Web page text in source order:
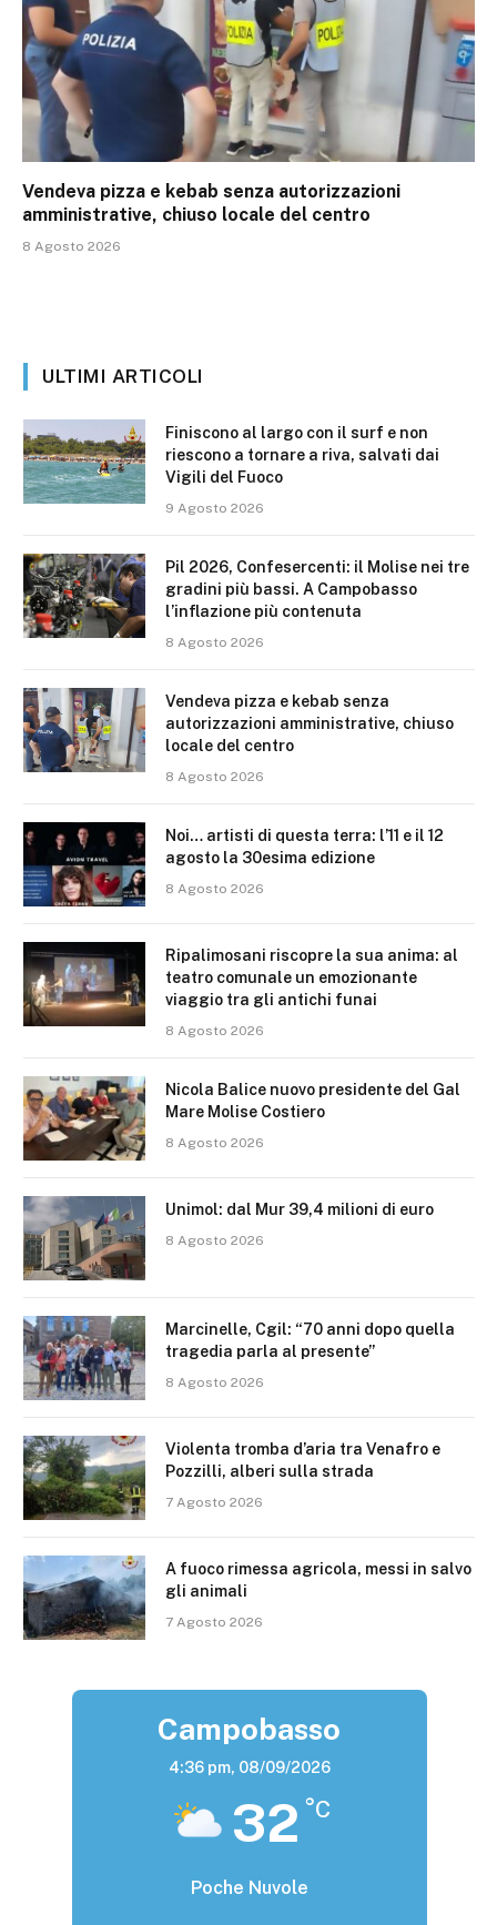
Vendeva pizza e kebab senza autorizzazioni
amministrative, chiuso locale del centro
8 Agosto 2026
ULTIMI ARTICOLI
Finiscono al largo con il surf e non
riescono a tornare a riva, salvati dai
Vigili del Fuoco
9 Agosto 2026
Pil 2026, Confesercenti: il Molise nei tre
gradini più bassi. A Campobasso
l’inflazione più contenuta
8 Agosto 2026
Vendeva pizza e kebab senza
autorizzazioni amministrative, chiuso
locale del centro
8 Agosto 2026
Noi… artisti di questa terra: l’11 e il 12
agosto la 30esima edizione
8 Agosto 2026
Ripalimosani riscopre la sua anima: al
teatro comunale un emozionante
viaggio tra gli antichi funai
8 Agosto 2026
Nicola Balice nuovo presidente del Gal
Mare Molise Costiero
8 Agosto 2026
Unimol: dal Mur 39,4 milioni di euro
8 Agosto 2026
Marcinelle, Cgil: “70 anni dopo quella
tragedia parla al presente”
8 Agosto 2026
Violenta tromba d’aria tra Venafro e
Pozzilli, alberi sulla strada
7 Agosto 2026
A fuoco rimessa agricola, messi in salvo
gli animali
7 Agosto 2026
Campobasso
4:36 pm, 08/09/2026
32 °C
Poche Nuvole